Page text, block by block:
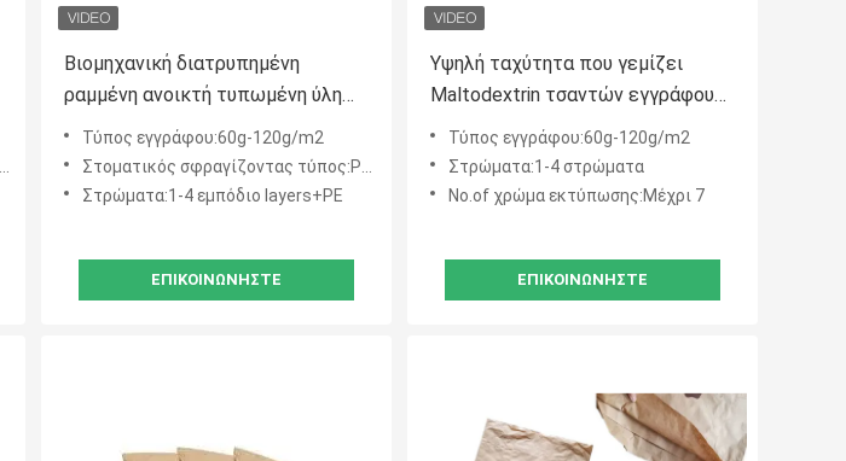
Βιομηχανική διατρυπημένη
ραμμένη ανοικτή τυπωμένη ύλη
60g Flexo τσαντών εγγράφου
στοματικού πολυ τοίχος - 120g/
τετρ.μέτρο
Τύπος εγγράφου:60g-120g/m2
Στοματικός σφραγίζοντας τύπος:Ράψιμο
Στρώματα:1-4 εμπόδιο layers+PE
ΕΠΙΚΟΙΝΩΝΉΣΤΕ
Υψηλή ταχύτητα που γεμίζει
Maltodextrin τσαντών εγγράφου
πολυ τοίχος Κραφτ τη συσκευασία
υγιεινής τροφίμων της PET
Τύπος εγγράφου:60g-120g/m2
Στρώματα:1-4 στρώματα
No.of χρώμα εκτύπωσης:Μέχρι 7
ΕΠΙΚΟΙΝΩΝΉΣΤΕ